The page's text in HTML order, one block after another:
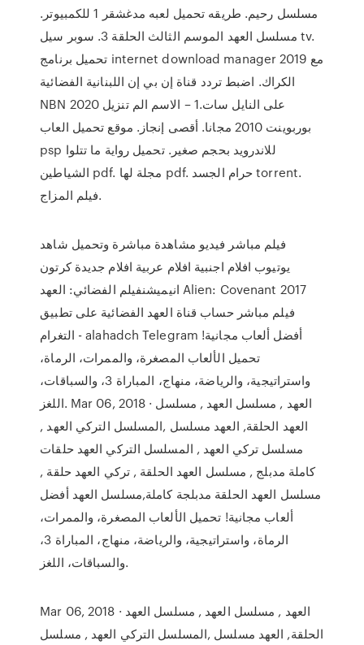
مسلسل رحيم. طريقه تحميل لعبه مدغشقر 1 للكمبيوتر.
مسلسل العهد الموسم الثالث الحلقة 3. سوبر سيل tv.
تحميل برنامج internet download manager 2019 مع
الكراك. اضبط تردد قناة إن بي إن اللبنانية الفضائية
NBN 2020 على النايل سات.1 – الاسم الم تنزيل
بوربوينت 2010 مجانا. أقصى إنجاز. موقع تحميل العاب
psp للاندرويد بحجم صغير. تحميل رواية ما تتلوا
الشياطين pdf. مجلة لها pdf. حرام الجسد torrent.
فيلم المزاج.
فيلم مباشر فيديو مشاهدة مباشرة وتحميل شاهد
يوتيوب افلام اجنبية افلام عربية افلام جديدة كرتون
انيميشنفيلم الفضائي: العهد Alien: Covenant 2017
فيلم مباشر حساب قناة العهد الفضائية على تطبيق
التغرام - alahadch Telegram أفضل ألعاب مجانية!
تحميل الألعاب المصغرة، والممرات، الرماة،
واستراتيجية، والرياضة، منهاج، المباراة 3، والسباقات،
اللغز. Mar 06, 2018 · العهد , مسلسل العهد , مسلسل
العهد الحلقة, العهد مسلسل ,المسلسل التركي العهد ,
مسلسل تركي العهد , المسلسل التركي العهد حلقات
كاملة مدبلج , مسلسل العهد الحلقة , تركي العهد حلقة ,
مسلسل العهد الحلقة مدبلجة كاملة,مسلسل العهد أفضل
ألعاب مجانية! تحميل الألعاب المصغرة، والممرات،
الرماة، واستراتيجية، والرياضة، منهاج، المباراة 3،
والسباقات، اللغز.
Mar 06, 2018 · العهد , مسلسل العهد , مسلسل العهد
الحلقة, العهد مسلسل ,المسلسل التركي العهد , مسلسل